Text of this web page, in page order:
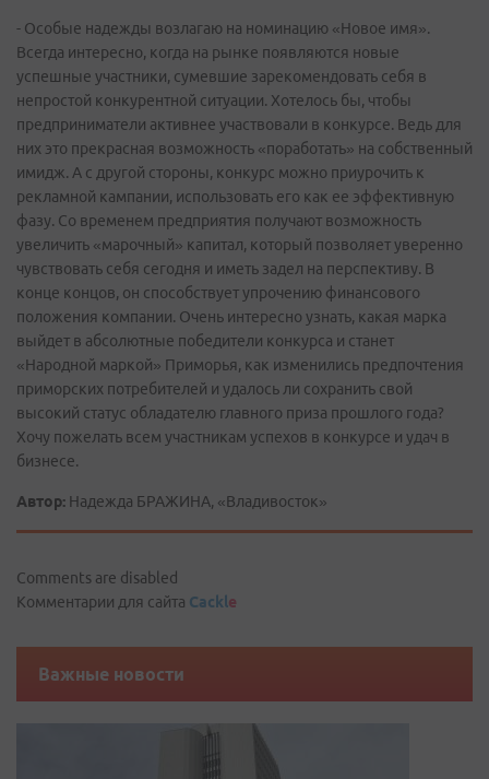
- Особые надежды возлагаю на номинацию «Новое имя».
Всегда интересно, когда на рынке появляются новые
успешные участники, сумевшие зарекомендовать себя в
непростой конкурентной ситуации. Хотелось бы, чтобы
предприниматели активнее участвовали в конкурсе. Ведь для
них это прекрасная возможность «поработать» на собственный
имидж. А с другой стороны, конкурс можно приурочить к
рекламной кампании, использовать его как ее эффективную
фазу. Со временем предприятия получают возможность
увеличить «марочный» капитал, который позволяет уверенно
чувствовать себя сегодня и иметь задел на перспективу. В
конце концов, он способствует упрочению финансового
положения компании. Очень интересно узнать, какая марка
выйдет в абсолютные победители конкурса и станет
«Народной маркой» Приморья, как изменились предпочтения
приморских потребителей и удалось ли сохранить свой
высокий статус обладателю главного приза прошлого года?
Хочу пожелать всем участникам успехов в конкурсе и удач в
бизнесе.
Автор: Надежда БРАЖИНА, «Владивосток»
Comments are disabled
Комментарии для сайта Cackle
Важные новости